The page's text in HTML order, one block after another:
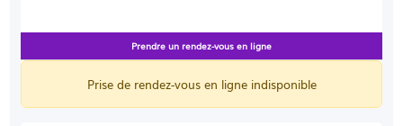
Prendre un rendez-vous en ligne
Prise de rendez-vous en ligne indisponible